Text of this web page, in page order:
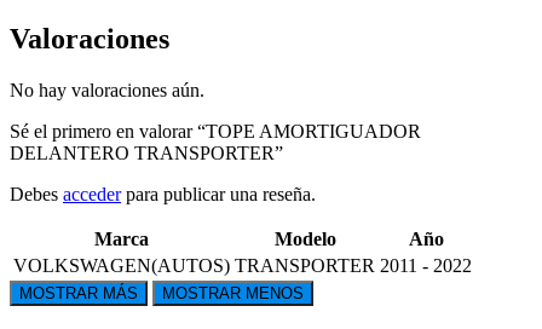
Valoraciones
No hay valoraciones aún.
Sé el primero en valorar “TOPE AMORTIGUADOR
DELANTERO TRANSPORTER”
Debes accederpara publicar una reseña.
Marca Modelo
Año
VOLKSWAGEN(AUTOS) TRANSPORTER 2011 - 2022